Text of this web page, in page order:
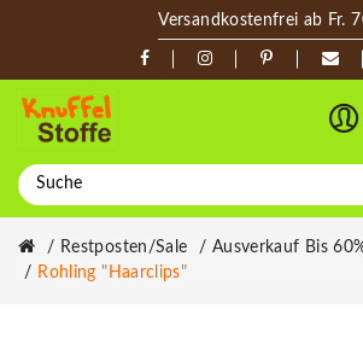
Versandkostenfrei ab Fr.
Restposten/Sale Ausverkauf Bis
Rohling "Haarclips"